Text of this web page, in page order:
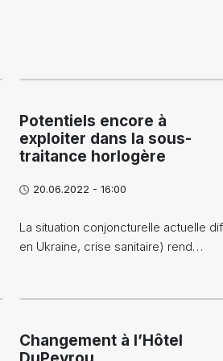
Potentiels encore à
exploiter dans la sous-
traitance horlogère
20.06.2022 - 16:00
La situation conjoncturelle actuelle
en Ukraine, crise sanitaire) rend…
Changement à l’Hôtel